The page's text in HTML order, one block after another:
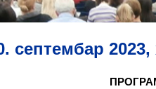
септембар